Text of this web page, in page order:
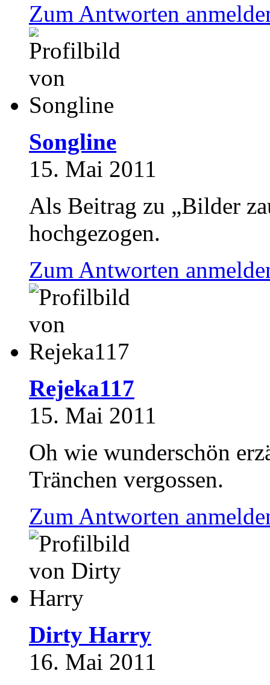
Zum Antworten
Songline
15. Mai 2011
Als Beitrag zu „Bilder
hochgezogen.
Zum Antworten
Rejeka117
15. Mai 2011
Oh wie wunderschön
Tränchen vergossen.
Zum Antworten
Dirty Harry
16. Mai 2011